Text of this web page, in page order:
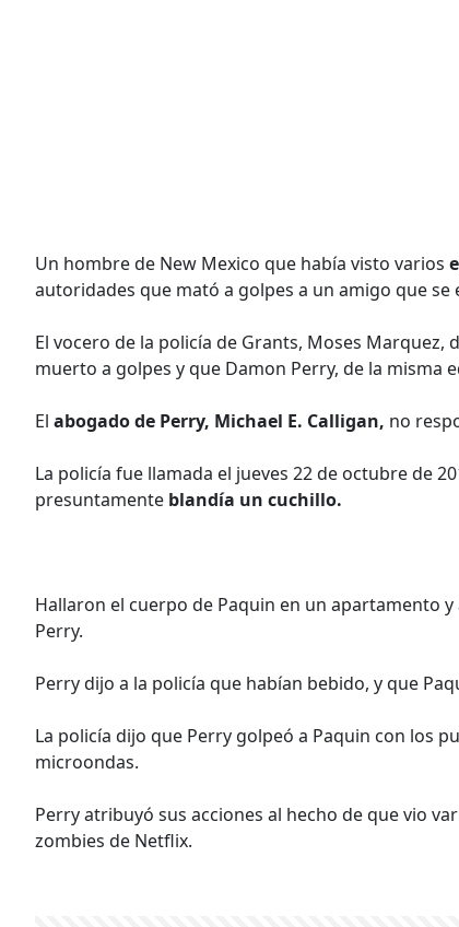
Un hombre de New Mexico que había visto varios
autoridades que mató a golpes a un amigo que
El vocero de la policía de Grants, Moses
muerto a golpes y que Damon Perry, de la misma
El abogado de Perry, Michael E. Calligan, no
La policía fue llamada el jueves 22 de octubre de
presuntamente blandía un cuchillo.
Hallaron el cuerpo de Paquin en un apartamento
Perry.
Perry dijo a la policía que habían bebido, y que
La policía dijo que Perry golpeó a Paquin con los
microondas.
Perry atribuyó sus acciones al hecho de que vio
zombies de Netflix.